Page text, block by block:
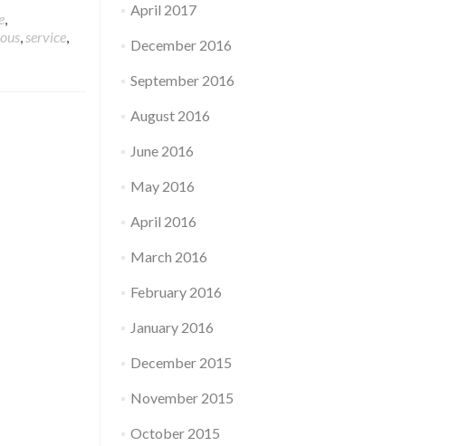
,
,service,
April 2017
December 2016
September 2016
August 2016
June 2016
May 2016
April 2016
March 2016
February 2016
January 2016
December 2015
November 2015
October 2015